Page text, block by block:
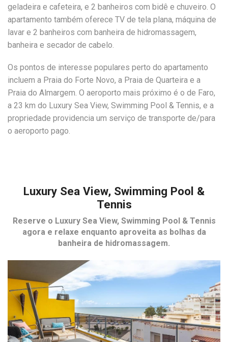
geladeira e cafeteira, e 2 banheiros com bidê e chuveiro. O
apartamento também oferece TV de tela plana, máquina de
lavar e 2 banheiros com banheira de hidromassagem,
banheira e secador de cabelo.
Os pontos de interesse populares perto do apartamento
incluem a Praia do Forte Novo, a Praia de Quarteira e a
Praia do Almargem. O aeroporto mais próximo é o de Faro,
a 23 km do Luxury Sea View, Swimming Pool & Tennis, e a
propriedade providencia um serviço de transporte de/para
o aeroporto pago.
Luxury Sea View, Swimming Pool &
Tennis
Reserve o Luxury Sea View, Swimming Pool & Tennis
agora e relaxe enquanto aproveita as bolhas da
banheira de hidromassagem.